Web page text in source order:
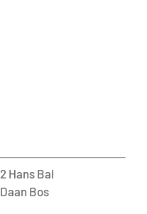
2 Hans Bal
Daan Bos